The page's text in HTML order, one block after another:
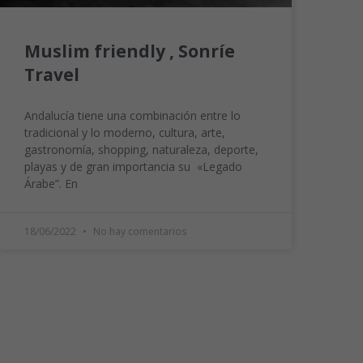
Muslim friendly , Sonríe
Travel
Andalucía tiene una combinación entre lo
tradicional y lo moderno, cultura, arte,
gastronomía, shopping, naturaleza, deporte,
playas y de gran importancia su «Legado
Árabe”. En
18/06/2022 No hay comentarios